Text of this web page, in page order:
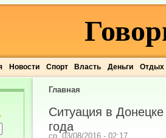
Новости Спорт Власть Деньги Отдых
Главная
Ситуация в Донецке
года
ср, 03/08/2016 - 02:17